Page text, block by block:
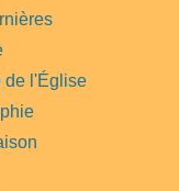
de l'Église